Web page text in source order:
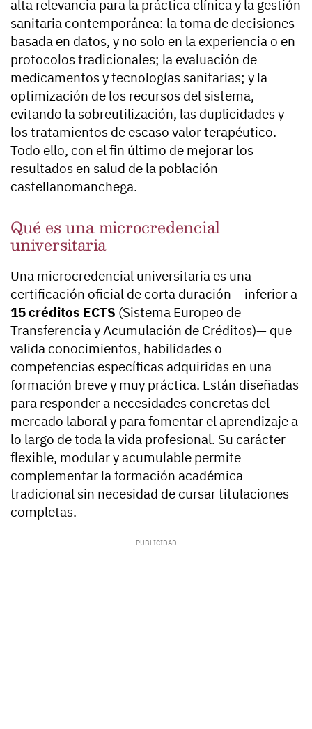
alta relevancia para la práctica clínica y la gestión
sanitaria contemporánea: la toma de decisiones
basada en datos, y no solo en la experiencia o en
protocolos tradicionales; la evaluación de
medicamentos y tecnologías sanitarias; y la
optimización de los recursos del sistema,
evitando la sobreutilización, las duplicidades y
los tratamientos de escaso valor terapéutico.
Todo ello, con el fin último de mejorar los
resultados en salud de la población
castellanomanchega.
Qué es una microcredencial
universitaria
Una microcredencial universitaria es una
certificación oficial de corta duración —inferior a
15 créditos ECTS (Sistema Europeo de
Transferencia y Acumulación de Créditos)— que
valida conocimientos, habilidades o
competencias específicas adquiridas en una
formación breve y muy práctica. Están diseñadas
para responder a necesidades concretas del
mercado laboral y para fomentar el aprendizaje a
lo largo de toda la vida profesional. Su carácter
flexible, modular y acumulable permite
complementar la formación académica
tradicional sin necesidad de cursar titulaciones
completas.